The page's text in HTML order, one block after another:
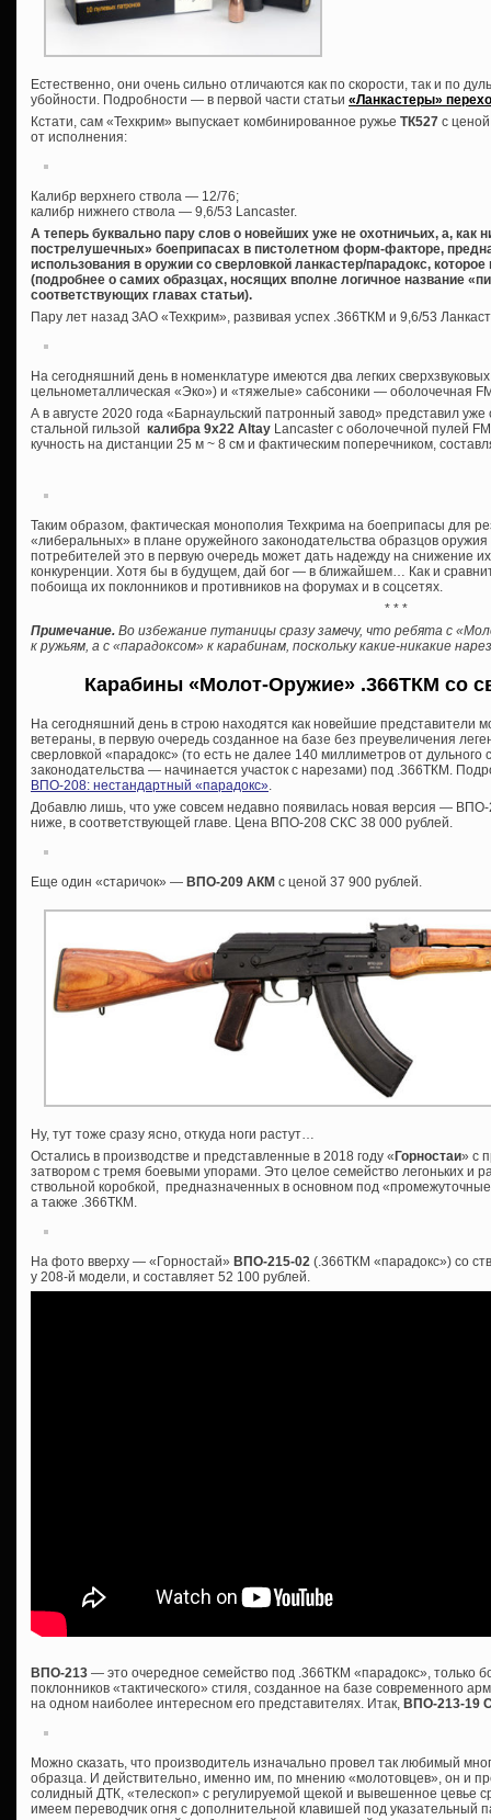
Естественно, они очень сильно отличаются как по скорости, так и по
убойности. Подробности — в первой части статьи «Ланкастеры»
Кстати, сам «Техкрим» выпускает комбинированное ружье ТК527 с
от исполнения:
Калибр верхнего ствола — 12/76;
калибр нижнего ствола — 9,6/53 Lancaster.
А теперь буквально пару слов о новейших уже не охотничьих, а, как
пострелушечных» боеприпасах в пистолетном форм-факторе,
использования в оружии со сверловкой ланкастер/парадокс,
(подробнее о самих образцах, носящих вполне логичное название
соответствующих главах статьи).
Пару лет назад ЗАО «Техкрим», развивая успех .366ТКМ и 9,6/53
На сегодняшний день в номенклатуре имеются два легких
цельнометаллическая «Эко») и «тяжелые» сабсоники — оболочечная
А в августе 2020 года «Барнаульский патронный завод» представил
стальной гильзой калибра 9х22 Altay Lancaster с оболочечной пулей
кучность на дистанции 25 м ~ 8 см и фактическим поперечником,
Таким образом, фактическая монополия Техкрима на боеприпасы для
«либеральных» в плане оружейного законодательства образцов
потребителей это в первую очередь может дать надежду на снижение
конкуренции. Хотя бы в будущем, дай бог — в ближайшем… Как и
побоища их поклонников и противников на форумах и в соцсетях.
* * *
Примечание. Во избежание путаницы сразу замечу, что ребята с
к ружьям, а с «парадоксом» к карабинам, поскольку какие-никакие
Карабины «Молот-Оружие» .366ТКМ со
На сегодняшний день в строю находятся как новейшие представители
ветераны, в первую очередь созданное на базе без преувеличения
сверловкой «парадокс» (то есть не далее 140 миллиметров от
законодательства — начинается участок с нарезами) под .366ТКМ.
ВПО-208: нестандартный «парадокс».
Добавлю лишь, что уже совсем недавно появилась новая версия —
ниже, в соответствующей главе. Цена ВПО-208 СКС 38 000 рублей.
Еще один «старичок» — ВПО-209 АКМ с ценой 37 900 рублей.
Ну, тут тоже сразу ясно, откуда ноги растут…
Остались в производстве и представленные в 2018 году « Горностаи» с
затвором с тремя боевыми упорами. Это целое семейство легоньких и
ствольной коробкой, предназначенных в основном под
а также .366ТКМ.
На фото вверху — «Горностай» ВПО-215-02 (.366ТКМ «парадокс») со
у 208-й модели, и составляет 52 100 рублей.
ВПО-213 — это очередное семейство под .366ТКМ «парадокс», только
поклонников «тактического» стиля, созданное на базе современного
на одном наиболее интересном его представителях. Итак, ВПО-213-19
Можно сказать, что производитель изначально провел так любимый
образца. И действительно, именно им, по мнению «молотовцев», он и
солидный ДТК, «телескоп» с регулируемой щекой и вывешенное цевье
имеем переводчик огня с дополнительной клавишей под указательный